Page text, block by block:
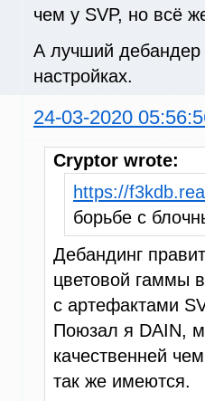
чем у SVP, но всё
А лучший дебандер
настройках.
24-03-2020
Cryptor wrote:
https://
борьбе с
Дебандинг
цветовой гаммы
с артефактами
Поюзал я DAIN,
качественней
так же имеются.